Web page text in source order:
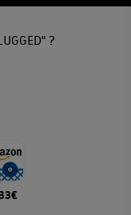
?